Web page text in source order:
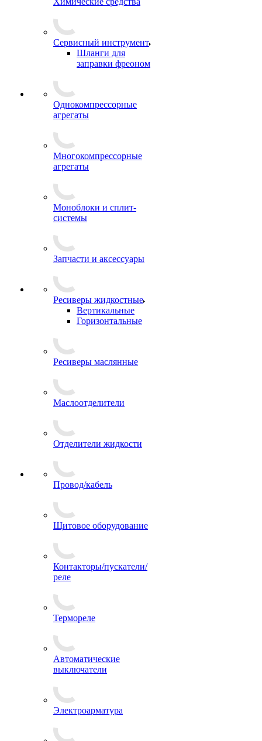
Сервисный инструмент
Шланги для
заправки фреоном
Однокомпрессорные
агрегаты
Многокомпрессорные
агрегаты
Моноблоки и сплит-
системы
Запчасти и аксессуары
Ресиверы жидкостные
Вертикальные
Горизонтальные
Ресиверы маслянные
Маслоотделители
Отделители жидкости
Провод/кабель
Щитовое оборудование
Контакторы/пускатели/
реле
Термореле
Автоматические
выключатели
Электроарматура